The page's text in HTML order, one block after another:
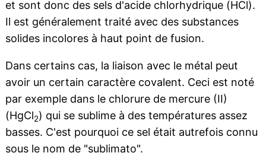
et sont donc des sels d'acide chlorhydrique (HCl).
Il est généralement traité avec des substances
solides incolores à haut point de fusion.
Dans certains cas, la liaison avec le métal peut
avoir un certain caractère covalent. Ceci est noté
par exemple dans le chlorure de mercure (II)
(HgCl2) qui se sublime à des températures assez
basses. C'est pourquoi ce sel était autrefois connu
sous le nom de "sublimato".